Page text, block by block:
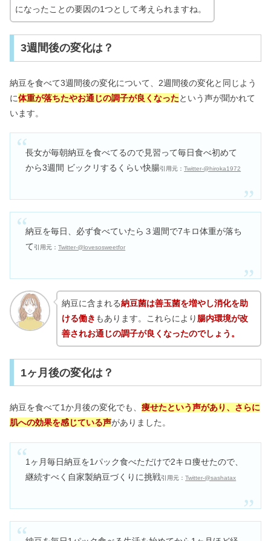
になったことの要因の1つとして考えられますね。
3週間後の変化は？
納豆を食べて3週間後の変化について、2週間後の変化と同じよう
に体重が落ちたやお通じの調子が良くなったという声が聞かれて
います。
長女が毎朝納豆を食べてるので見習って毎日食べ初めて
から3週間 ビックリするくらい快腸引用元：Twitter-@hiroka1972
納豆を毎日、必ず食べていたら３週間で7キロ体重が落ち
て 引用元：Twitter-@lovesosweetfor
納豆に含まれる納豆菌は善玉菌を増やし消化を助
ける働き もあります。これらにより 腸内環境が改
善されお通じの調子が良くなったのでしょう。
1ヶ月後の変化は？
納豆を食べて1か月後の変化でも、 痩せたという声があり、さらに
肌への効果を感じている声がありました。
1ヶ月毎日納豆を1パック食べただけで2キロ痩せたので、
継続すべく自家製納豆づくりに挑戦引用元：Twitter-@sashatax